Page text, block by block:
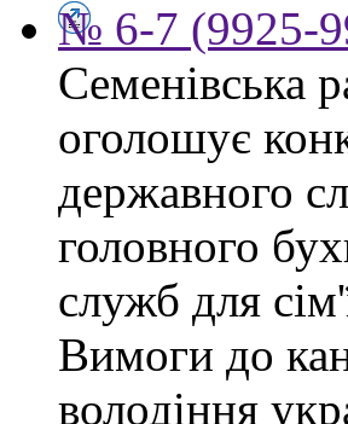
№ 6-7 (9925-
Семенівська
оголошує
державного
головного
служб для
Вимоги до
володіння